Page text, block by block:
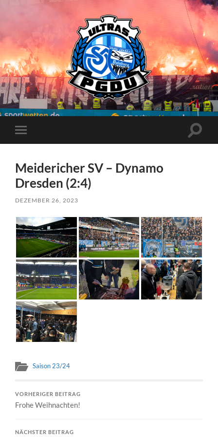
Proud
Generation
Duisburg
Mobile-
Menü
Meidericher SV – Dynamo
Dresden (2:4)
DEZEMBER 26, 2023
Saison 23/24
VORHERIGER BEITRAG
Frohe Weihnachten!
NÄCHSTER BEITRAG